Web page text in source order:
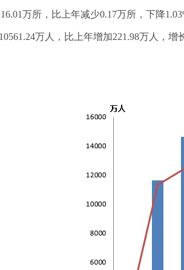
万所，比上年减少0.17万所，下降
万人，比上年增加221.98万人，